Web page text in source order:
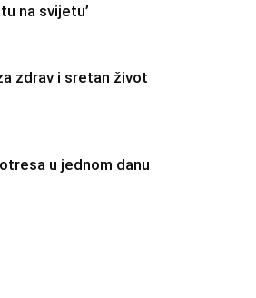
na svijetu’
zdrav i sretan život
u jednom danu